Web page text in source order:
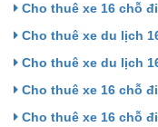
Cho thuê xe 16 chỗ
Cho thuê xe du lịch
Cho thuê xe du lịch
Cho thuê xe 16 chỗ
Cho thuê xe 16 chỗ